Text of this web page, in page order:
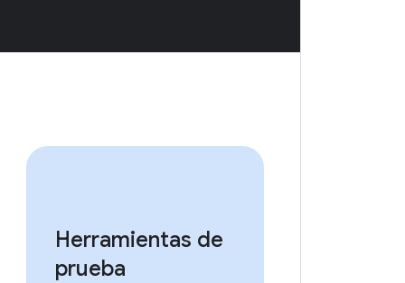
Herramientas de
prueba